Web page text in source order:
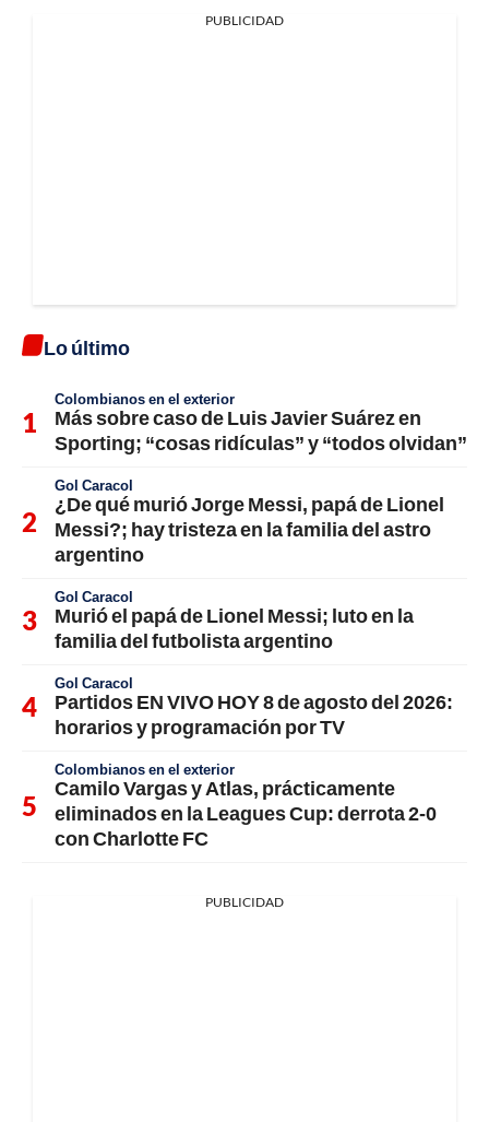
PUBLICIDAD
Lo último
Colombianos en el exterior
Más sobre caso de Luis Javier Suárez en
Sporting; “cosas ridículas” y “todos olvidan”
Gol Caracol
¿De qué murió Jorge Messi, papá de Lionel
Messi?; hay tristeza en la familia del astro
argentino
Gol Caracol
Murió el papá de Lionel Messi; luto en la
familia del futbolista argentino
Gol Caracol
Partidos EN VIVO HOY 8 de agosto del 2026:
horarios y programación por TV
Colombianos en el exterior
Camilo Vargas y Atlas, prácticamente
eliminados en la Leagues Cup: derrota 2-0
con Charlotte FC
PUBLICIDAD